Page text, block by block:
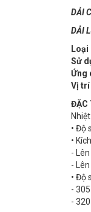
DẢI
DẢI
Loại
Sử
Ứng
Vị trí
ĐẶC
• Độ
•
-
-
• Độ
-
-